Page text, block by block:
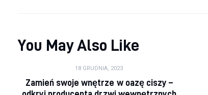
You May Also Like
18 GRUDNIA, 2023
Zamień swoje wnętrze w oazę ciszy –